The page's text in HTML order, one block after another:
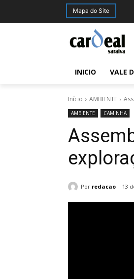
Mapa do Site
INICIO VALE
Início AMBIENTE
AMBIENTE CAMINHA
Por redacao 13